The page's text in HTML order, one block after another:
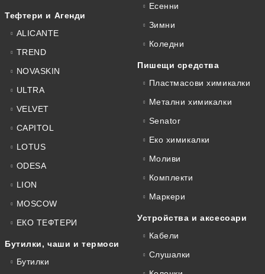
Тефтери и Агенди
ALICANTE
TREND
NOVASKIN
ULTRA
VELVET
CAPITOL
LOTUS
ODESA
LION
MOSCOW
ЕКО ТЕФТЕРИ
Бутилки, чаши и термоси
Бутилки
Есенни
Зимни
Коледни
Пишещи средства
Пластмасови химикалки
Метални химикалки
Senator
Еко химикалки
Моливи
Комплекти
Маркери
Устройства и аксесоари
Кабели
Слушалки